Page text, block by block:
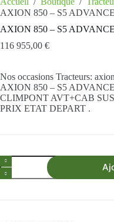
AXION 850 – S5 ADVANCE
AXION 850 – S5 ADVANCE
116 955,00 €
Nos occasions Tracteurs:
AXION 850 – S5
CLIMPONT AVT+CAB
PRIX ETAT DEPART .